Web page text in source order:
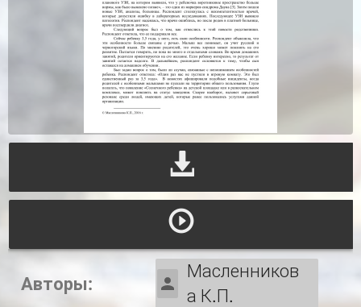
Авторы:
Масленников
а К.П.